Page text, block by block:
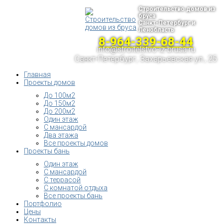
Строительство домов из
бруса
Санкт-Петербург и
Ленобласть
8-964-339-68-44
info@stroitelstvo-iz-brusa.ru
Санкт-Петербург, Захарьевская ул., 25
Главная
Проекты домов
До 100м2
До 150м2
До 200м2
Один этаж
С мансардой
Два этажа
Все проекты домов
Проекты бань
Один этаж
С мансардой
С террасой
С комнатой отдыха
Все проекты бань
Портфолио
Цены
Контакты